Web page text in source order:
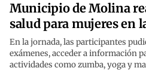
Municipio de Molina
salud para mujeres en
En la jornada, las participantes
exámenes, acceder a información
actividades como zumba, yoga y